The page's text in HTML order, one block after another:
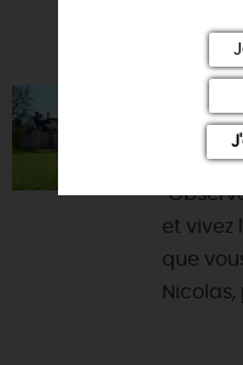
45130 -
et vivez
que
Nicolas,